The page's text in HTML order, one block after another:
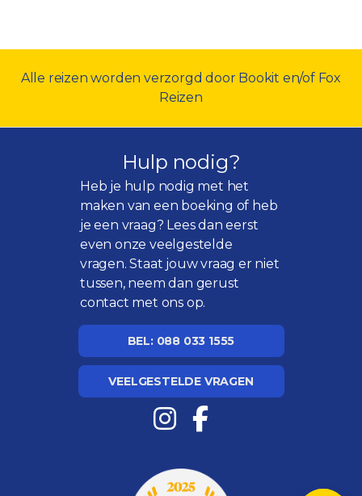
Alle reizen worden verzorgd door Bookit en/of Fox
Reizen
Hulp nodig?
Heb je hulp nodig met het
maken van een boeking of heb
je een vraag? Lees dan eerst
even onzeveelgestelde
vragen. Staat jouw vraag er niet
tussen, neem dan gerust
contact met ons op.
BEL: 088 033 1555
VEELGESTELDE VRAGEN